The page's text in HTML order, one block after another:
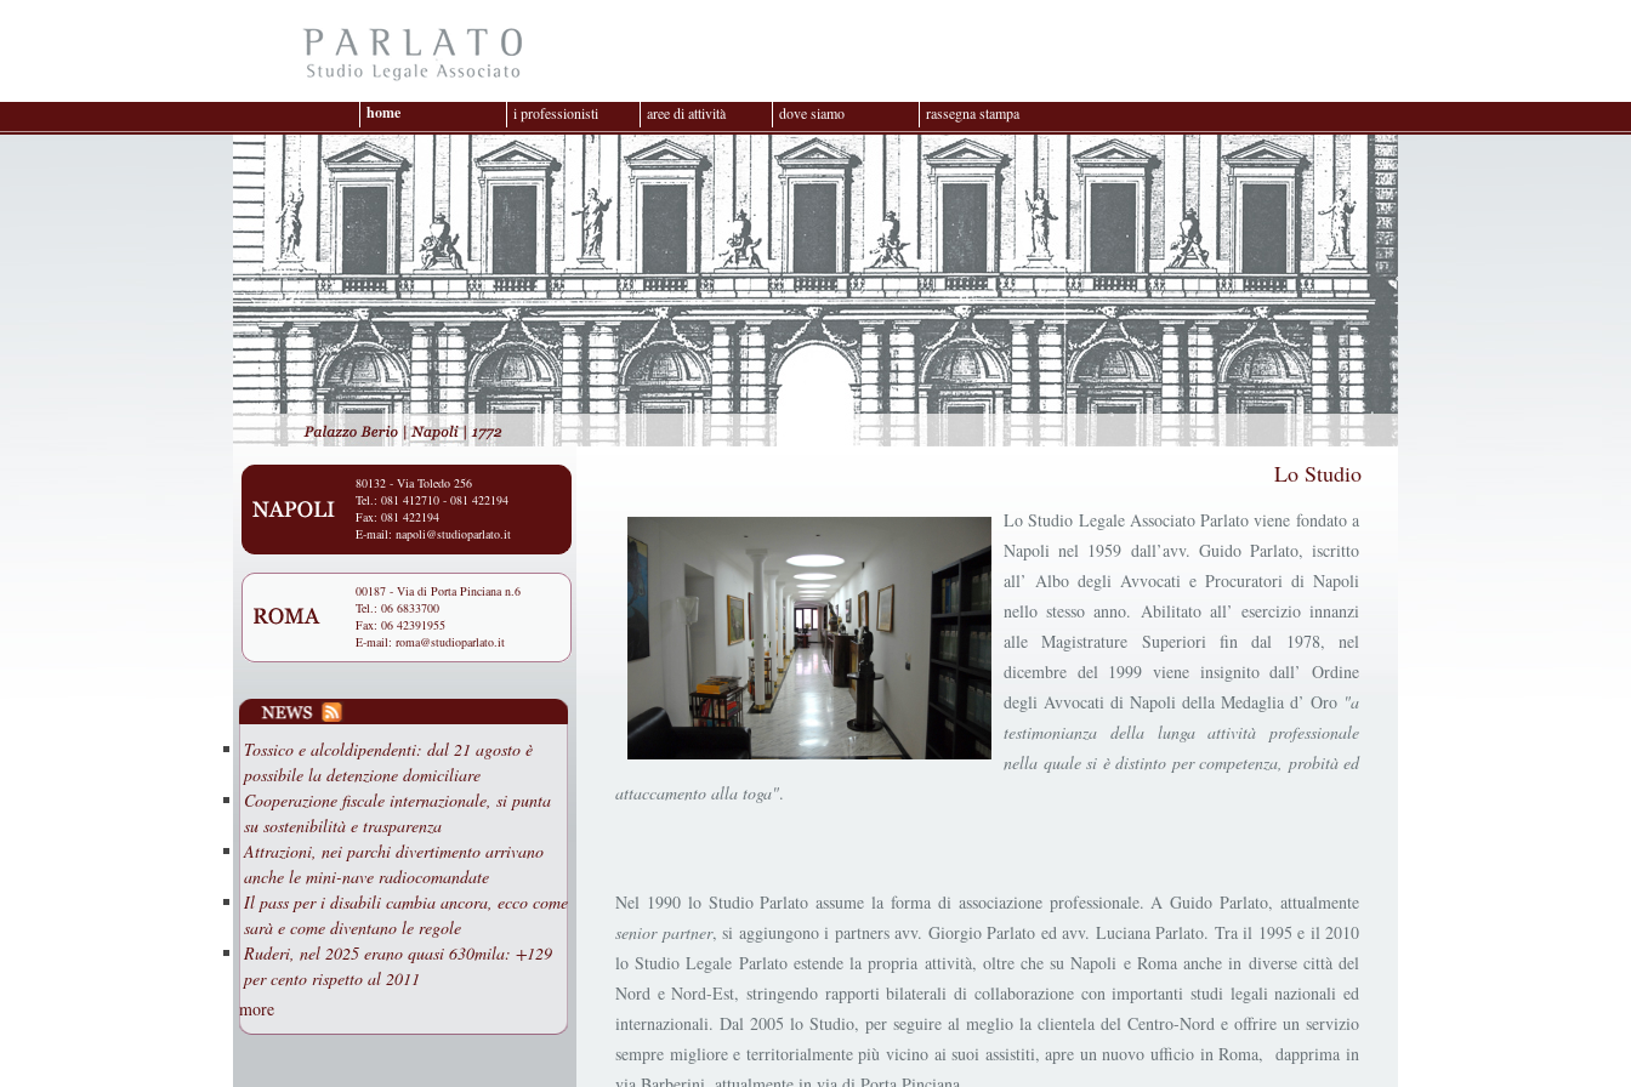
home i professionisti aree di attività dove siamo rassegna stampa
Lo Studio
Lo Studio Legale Associato Parlato viene fondato a
Napoli nel 1959 dall’avv. Guido Parlato, iscritto
all’ Albo degli Avvocati e Procuratori di Napoli
nello stesso anno. Abilitato all’ esercizio innanzi
alle Magistrature Superiori fin dal 1978, nel
dicembre del 1999 viene insignito dall’ Ordine
degli Avvocati di Napoli della Medaglia d’ Oro "a
testimonianza della lunga attività professionale
nella quale si è distinto per competenza, probità ed
attaccamento alla toga".
Nel 1990 lo Studio Parlato assume la forma di associazione professionale. A Guido Parlato, attualmente
senior partner, si aggiungono i partners avv. Giorgio Parlato ed avv. Luciana Parlato. Tra il 1995 e il 2010
lo Studio Legale Parlato estende la propria attività, oltre che su Napoli e Roma anche in diverse città del
Nord e Nord-Est, stringendo rapporti bilaterali di collaborazione con importanti studi legali nazionali ed
internazionali. Dal 2005 lo Studio, per seguire al meglio la clientela del Centro-Nord e offrire un servizio
sempre migliore e territorialmente più vicino ai suoi assistiti, apre un nuovo ufficio in Roma, dapprima in
80132 - Via Toledo 256
Tel.: 081 412710 - 081 422194
Fax: 081 422194
E-mail: napoli@studioparlato.it
00187 - Via di Porta Pinciana n.6
Tel.: 06 6833700
Fax: 06 42391955
E-mail: roma@studioparlato.it
Tossico e alcoldipendenti: dal 21 agosto è
possibile la detenzione domiciliare
Cooperazione fiscale internazionale, si punta
su sostenibilità e trasparenza
Attrazioni, nei parchi divertimento arrivano
anche le mini-nave radiocomandate
Il pass per i disabili cambia ancora, ecco come
sarà e come diventano le regole
Ruderi, nel 2025 erano quasi 630mila: +129
per cento rispetto al 2011
more